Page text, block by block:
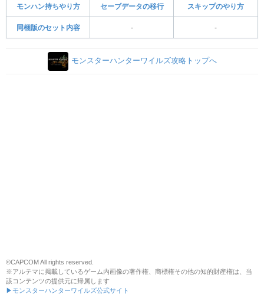
モンハン持ちやり方 セーブデータの移行 スキップのやり方
同梱版のセット内容 - -
モンスターハンターワイルズ攻略トップへ
©CAPCOM All rights reserved.
※アルテマに掲載しているゲーム内画像の著作権、商標権その他の知的財産権は、当
該コンテンツの提供元に帰属します
▶モンスターハンターワイルズ公式サイト